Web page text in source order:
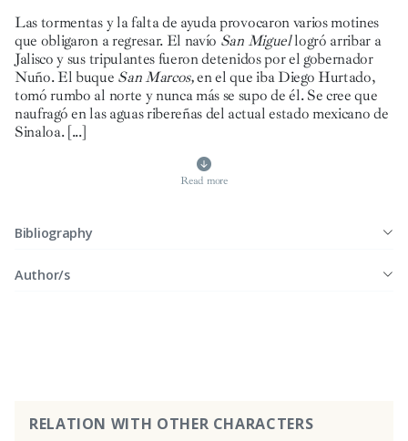
Las tormentas y la falta de ayuda provocaron varios motines
que obligaron a regresar. El navío San Miguellogró arribar a
Jalisco y sus tripulantes fueron detenidos por el gobernador
Nuño. El buque San Marcos,en el que iba Diego Hurtado,
tomó rumbo al norte y nunca más se supo de él. Se cree que
naufragó en las aguas ribereñas del actual estado mexicano de
Sinaloa. [...]
Read more
Bibliography
Author/s
RELATION WITH OTHER CHARACTERS